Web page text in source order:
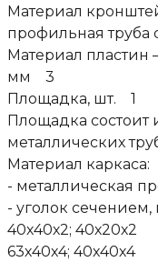
Материал
профильная
Материал пластин
мм 3
Площадка, шт. 1
Площадка состоит
металлических
Материал каркаса:
- металлическая
- уголок
40х40х2; 40х20х2
63х40х4; 40х40х4